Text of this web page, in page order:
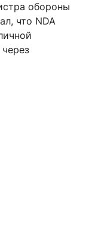
обороны
что NDA